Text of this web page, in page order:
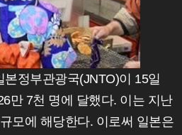
정부관광국(JNTO)이 15일
만 7천 명에 달했다. 이는 지난
모에 해당한다. 이로써 일본은